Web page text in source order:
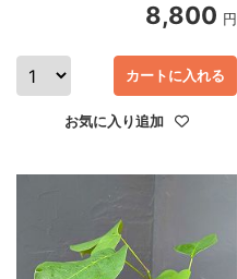
8,800 円
カートに入れる
お気に入り追加